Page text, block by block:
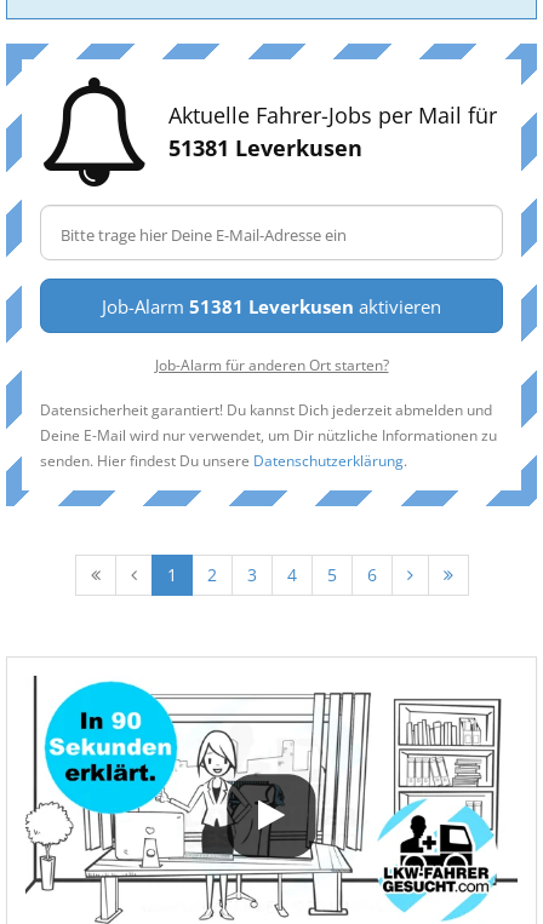
Aktuelle Fahrer-Jobs per Mail für
51381 Leverkusen
Job-Alarm 51381 Leverkusen aktivieren
Job-Alarm für anderen Ort starten?
Datensicherheit garantiert! Du kannst Dich jederzeit abmelden und
Deine E-Mail wird nur verwendet, um Dir nützliche Informationen zu
senden. Hier findest Du unsere Datenschutzerklärung.
1 2 3 4 5 6